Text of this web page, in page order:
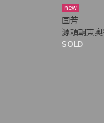
new
国芳
源頼朝東
SOLD